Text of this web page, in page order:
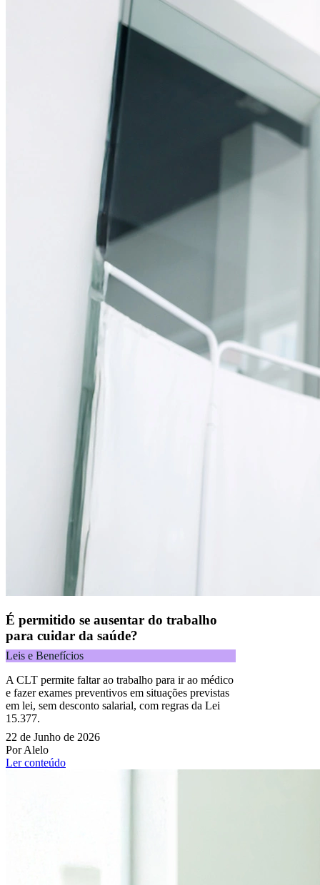
É permitido se ausentar do trabalho
para cuidar da saúde?
Leis e Benefícios
A CLT permite faltar ao trabalho para ir ao médico
e fazer exames preventivos em situações previstas
em lei, sem desconto salarial, com regras da Lei
15.377.
22 de Junho de 2026
Por Alelo
Ler conteúdo